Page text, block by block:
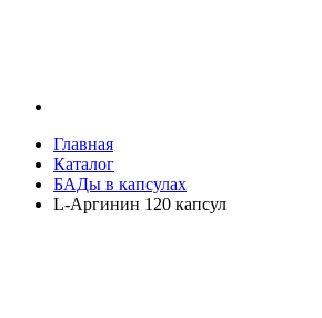
Главная
Каталог
БАДы в капсулах
L-Аргинин 120 капсул